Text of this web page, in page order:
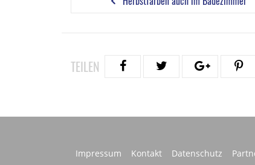
TEILEN
Impressum Kontakt Datenschutz